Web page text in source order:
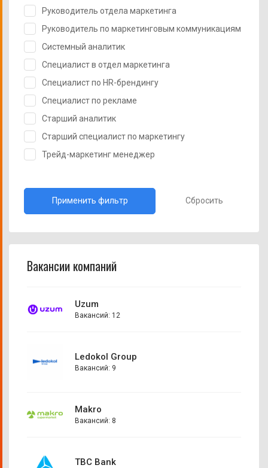
Руководитель отдела маркетинга
Руководитель по маркетинговым коммуникациям
Системный аналитик
Специалист в отдел маркетинга
Специалист по HR-брендингу
Специалист по рекламе
Старший аналитик
Старший специалист по маркетингу
Трейд-маркетинг менеджер
Сбросить
Вакансии компаний
Uzum
Вакансий: 12
Ledokol Group
Вакансий: 9
Makro
Вакансий: 8
TBC Bank